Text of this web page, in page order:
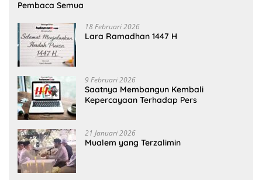
Pembaca Semua
18 Februari 2026
Lara Ramadhan 1447 H
9 Februari 2026
Saatnya Membangun Kembali
Kepercayaan Terhadap Pers
21 Januari 2026
Mualem yang Terzalimin